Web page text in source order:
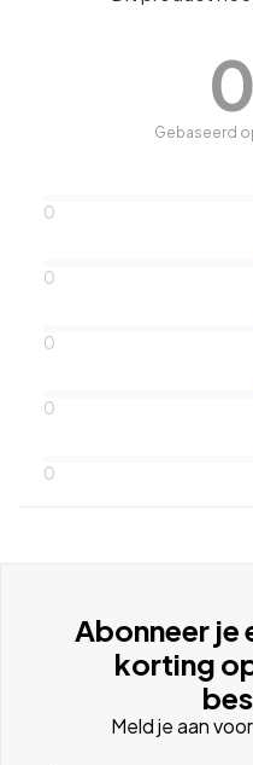
Gebaseerd
0
0
0
0
0
Abonneer je
korting
Meld je aan